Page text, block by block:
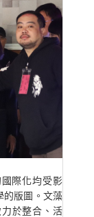
大
際化均受影
的版圖。文藻
於整合、活